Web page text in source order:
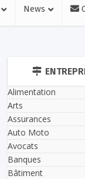
News
Alimentation
Arts
Assurances
Auto Moto
Avocats
Banques
Bâtiment